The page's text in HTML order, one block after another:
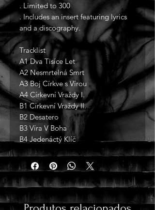
. Limited to 300
. Includes an insert featuring lyrics
and a discography.
Tracklist
A1 Dva Tisíce Let
A2 Nesmrtelná Smrt
A3 Boj Církve s Vírou
A4 Církevní Vraždy I.
B1 Církevní Vraždy II.
B2 Desatero
B3 Víra V Boha
B4 Jedenáctý Klíč